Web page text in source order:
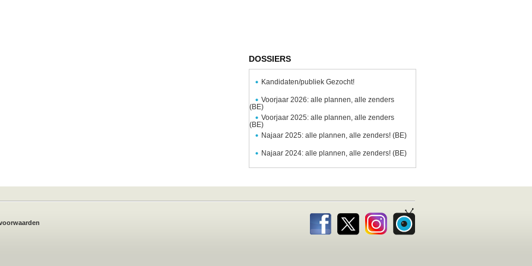
DOSSIERS
Kandidaten/publiek Gezocht!
Voorjaar 2026: alle plannen, alle zenders
(BE)
Voorjaar 2025: alle plannen, alle zenders
(BE)
Najaar 2025: alle plannen, alle zenders! (BE)
Najaar 2024: alle plannen, alle zenders! (BE)